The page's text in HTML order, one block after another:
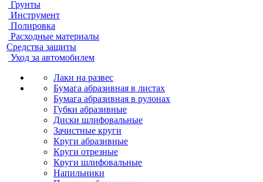
Грунты
Инструмент
Полировка
Расходные материалы
Средства защиты
Уход за автомобилем
Лаки на развес
Бумага абразивная в листах
Бумага абразивная в рулонах
Губки абразивные
Диски шлифовальные
Зачистные круги
Круги абразивные
Круги отрезные
Круги шлифовальные
Напильники